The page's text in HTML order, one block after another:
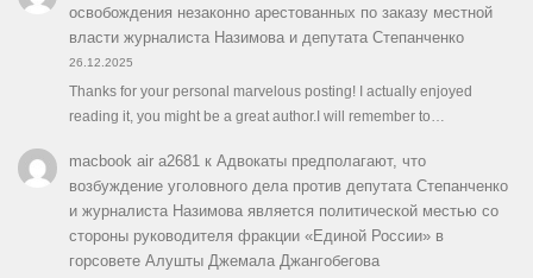
освобождения незаконно арестованных по заказу местной
власти журналиста Назимова и депутата Степанченко
26.12.2025
Thanks for your personal marvelous posting! I actually enjoyed
reading it, you might be a great author.I will remember to…
macbook air a2681к Адвокаты предполагают, что
возбуждение уголовного дела против депутата Степанченко
и журналиста Назимова является политической местью со
стороны руководителя фракции «Единой России» в
горсовете Алушты Джемала Джангобегова